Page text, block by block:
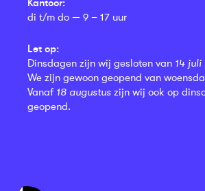
Kantoor:
di t/m do — 9 – 17 uur
Let op:
Dinsdagen zijn wij gesloten van 14 juli
We zijn gewoon geopend van
Vanaf 18 augustus zijn wij ook op
geopend.